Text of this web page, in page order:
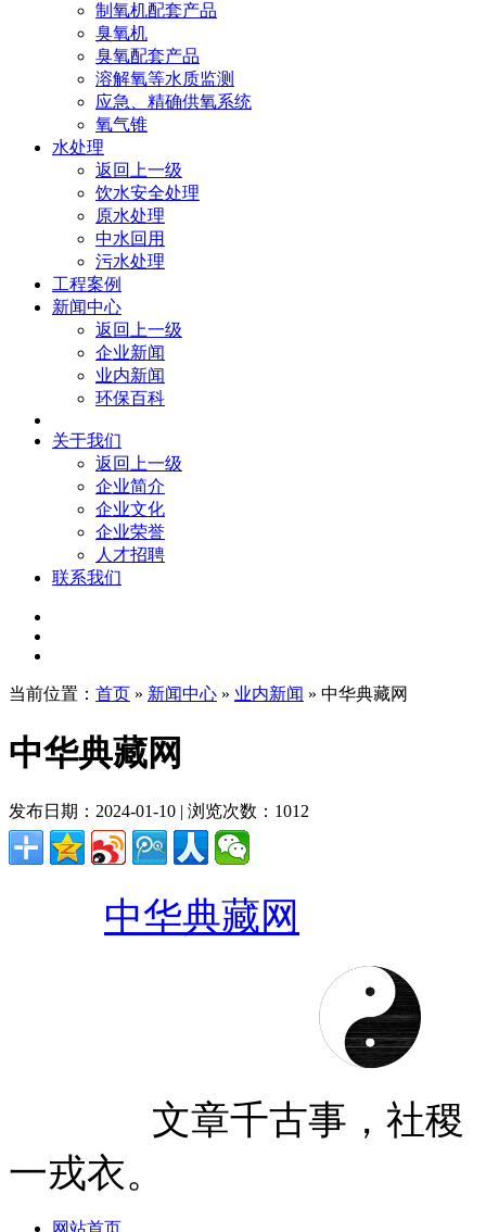
制氧机配套产品
臭氧机
臭氧配套产品
溶解氧等水质监测
应急、精确供氧系统
氧气锥
水处理
返回上一级
饮水安全处理
原水处理
中水回用
污水处理
工程案例
新闻中心
返回上一级
企业新闻
业内新闻
环保百科
关于我们
返回上一级
企业简介
企业文化
企业荣誉
人才招聘
联系我们
当前位置： 首页 » 新闻中心 » 业内新闻 » 中华典藏网
中华典藏网
发布日期：2024-01-10 | 浏览次数：1012
中华典藏网
文章千古事，社稷
一戎衣。
网站首页